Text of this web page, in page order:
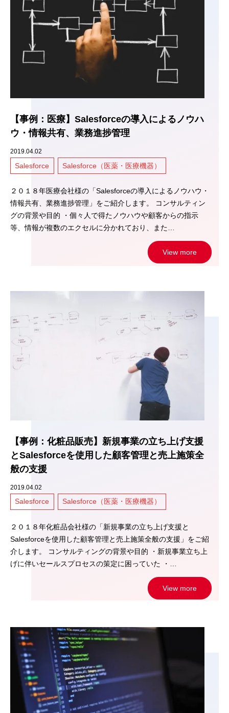
【事例：医療】Salesforceの導入によるノウハ
ウ・情報共有、業務進捗管理
2019.04.02
Salesforce Salesforce（医薬・医療機器）
２０１８年医療会社様の「Salesforceの導入によるノウハウ・
情報共有、業務進捗管理」をご紹介します。 コンサルティン
グの背景や目的 ・個々人で得たノウハウや顧客からの指示
等、情報が複数のエクセルに分かれており、また…
View more
【事例：化粧品販売】新規事業の立ち上げ支援
とSalesforceを使用した顧客管理と売上施策全
般の支援
2019.04.02
Salesforce Salesforce（医薬・医療機器）
２０１８年化粧品会社様の「新規事業の立ち上げ支援と
Salesforceを使用した顧客管理と売上施策全般の支援」をご紹
介します。 コンサルティングの背景や目的 ・新規事業立ち上
げに伴いセールスプロセスの策定に困っていた ・…
View more